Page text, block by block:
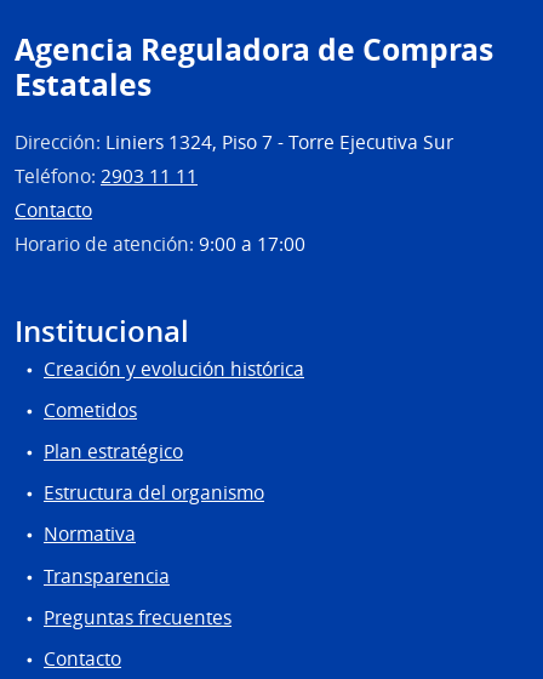
Agencia Reguladora de Compras
Estatales
Dirección: Liniers 1324, Piso 7 - Torre Ejecutiva Sur
Teléfono: 2903 11 11
Contacto
Horario de atención: 9:00 a 17:00
Institucional
Creación y evolución histórica
Cometidos
Plan estratégico
Estructura del organismo
Normativa
Transparencia
Preguntas frecuentes
Contacto